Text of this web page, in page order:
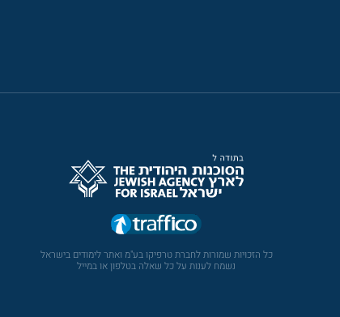
כל הזכויות שמורות לחברת טרפיקו בע"מ ואתר לימודים בישראל
נשמח לענות על כל שאלה בטלפון או במייל